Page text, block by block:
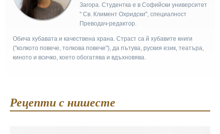
Загора. Студентка е в Софийски университет
" Св. Климент Охридски", специалност
Преводач-редактор.
Обича хубавата и качествена храна. Страст са й хубавите книги
("колкото повече, толкова повече"), да пътува, руския език, театъра,
киното и всичко, което обогатява и вдъхновява.
Рецепти с нишесте